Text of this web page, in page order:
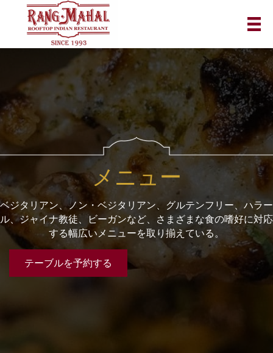
メニュー
ベジタリアン、ノン・ベジタリアン、グルテンフリー、ハラー
ル、ジャイナ教徒、ビーガンなど、さまざまな食の嗜好に対応
する幅広いメニューを取り揃えている。
テーブルを予約する